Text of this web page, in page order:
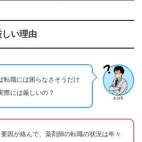
い理由
転職には困らなさそうだけ
際には厳しいの？
因が絡んで、薬剤師の転職の状況は年々